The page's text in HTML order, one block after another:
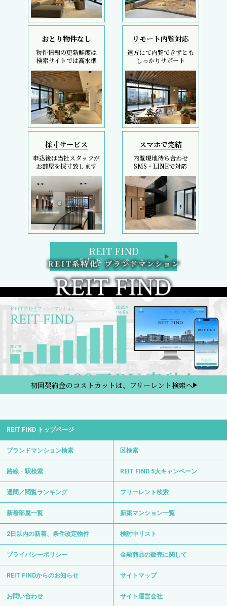
おとり物件なし
物件情報の更新鮮度は
検索サイトでは高水準
リモート内覧対応
遠方にて内覧できずとも
しっかりサポート
採寸サービス
申込後は当社スタッフが
お部屋を採寸致します
スマホで完結
内覧現地待ち合わせ
SMS・LINEで対応
REIT FIND
5大キャンペーン
初回契約金のコストカットは、フリーレント検索へ
REIT FIND トップページ
ブランドマンション検索 区検索
路線・駅検索 REIT FIND 5大キャンペーン
週間／閲覧ランキング フリーレント検索
新着部屋一覧 新築マンション一覧
2日以内の新着、条件改定物件 検討中リスト
プライバシーポリシー 金融商品の販売に関して
REIT FINDからのお知らせ サイトマップ
お問い合わせ サイト運営会社